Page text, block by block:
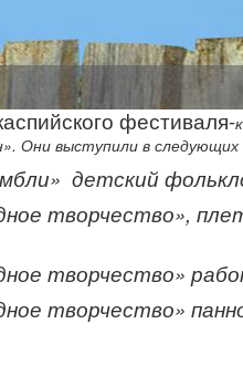
фестиваля-
Они выступили в
детский
творчество»,
творчество»
творчество»